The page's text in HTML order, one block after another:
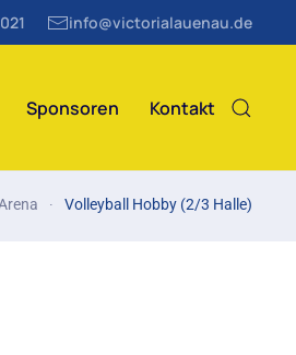
info@victorialauenau.de
Sponsoren Kontakt
Volleyball Hobby (2/3 Halle)